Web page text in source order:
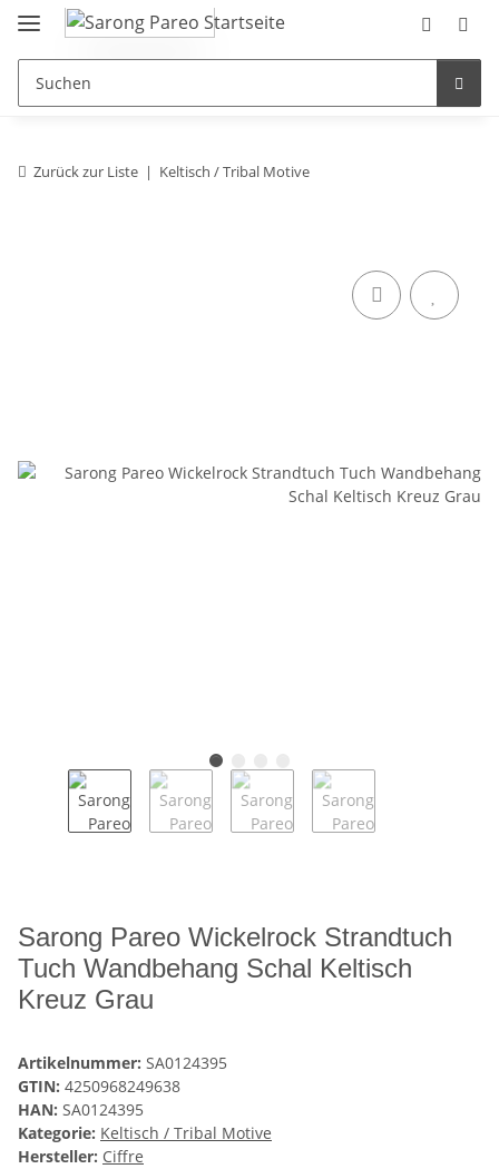
Zurück zur Liste Keltisch / Tribal Motive
Sarong Pareo Wickelrock Strandtuch
Tuch Wandbehang Schal Keltisch
Kreuz Grau
Artikelnummer: SA0124395
GTIN: 4250968249638
HAN: SA0124395
Kategorie: Keltisch / Tribal Motive
Hersteller: Ciffre